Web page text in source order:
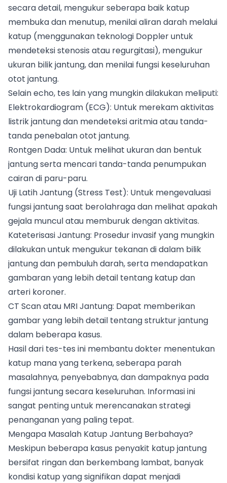
secara detail, mengukur seberapa baik katup
membuka dan menutup, menilai aliran darah melalui
katup (menggunakan teknologi Doppler untuk
mendeteksi stenosis atau regurgitasi), mengukur
ukuran bilik jantung, dan menilai fungsi keseluruhan
otot jantung.
Selain echo, tes lain yang mungkin dilakukan meliputi:
Elektrokardiogram (ECG): Untuk merekam aktivitas
listrik jantung dan mendeteksi aritmia atau tanda-
tanda penebalan otot jantung.
Rontgen Dada: Untuk melihat ukuran dan bentuk
jantung serta mencari tanda-tanda penumpukan
cairan di paru-paru.
Uji Latih Jantung (Stress Test): Untuk mengevaluasi
fungsi jantung saat berolahraga dan melihat apakah
gejala muncul atau memburuk dengan aktivitas.
Kateterisasi Jantung: Prosedur invasif yang mungkin
dilakukan untuk mengukur tekanan di dalam bilik
jantung dan pembuluh darah, serta mendapatkan
gambaran yang lebih detail tentang katup dan
arteri koroner.
CT Scan atau MRI Jantung: Dapat memberikan
gambar yang lebih detail tentang struktur jantung
dalam beberapa kasus.
Hasil dari tes-tes ini membantu dokter menentukan
katup mana yang terkena, seberapa parah
masalahnya, penyebabnya, dan dampaknya pada
fungsi jantung secara keseluruhan. Informasi ini
sangat penting untuk merencanakan strategi
penanganan yang paling tepat.
Mengapa Masalah Katup Jantung Berbahaya?
Meskipun beberapa kasus penyakit katup jantung
bersifat ringan dan berkembang lambat, banyak
kondisi katup yang signifikan dapat menjadi